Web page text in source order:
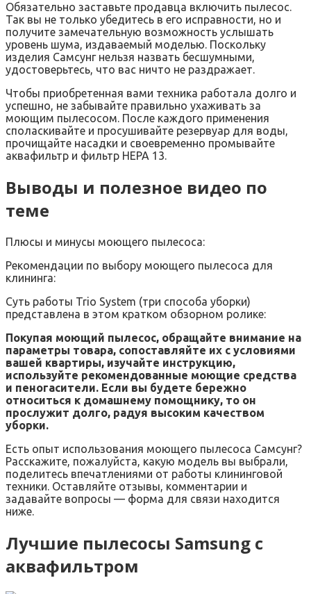
Обязательно заставьте продавца включить пылесос.
Так вы не только убедитесь в его исправности, но и
получите замечательную возможность услышать
уровень шума, издаваемый моделью. Поскольку
изделия Самсунг нельзя назвать бесшумными,
удостоверьтесь, что вас ничто не раздражает.
Чтобы приобретенная вами техника работала долго и
успешно, не забывайте правильно ухаживать за
моющим пылесосом. После каждого применения
споласкивайте и просушивайте резервуар для воды,
прочищайте насадки и своевременно промывайте
аквафильтр и фильтр НЕРА 13.
Выводы и полезное видео по
теме
Плюсы и минусы моющего пылесоса:
Рекомендации по выбору моющего пылесоса для
клининга:
Суть работы Trio System (три способа уборки)
представлена в этом кратком обзорном ролике:
Покупая моющий пылесос, обращайте внимание на
параметры товара, сопоставляйте их с условиями
вашей квартиры, изучайте инструкцию,
используйте рекомендованные моющие средства
и пеногасители. Если вы будете бережно
относиться к домашнему помощнику, то он
прослужит долго, радуя высоким качеством
уборки.
Есть опыт использования моющего пылесоса Самсунг?
Расскажите, пожалуйста, какую модель вы выбрали,
поделитесь впечатлениями от работы клининговой
техники. Оставляйте отзывы, комментарии и
задавайте вопросы — форма для связи находится
ниже.
Лучшие пылесосы Samsung с
аквафильтром